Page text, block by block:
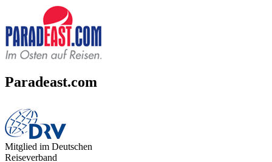
Paradeast.com
Mitglied im Deutschen
Reiseverband